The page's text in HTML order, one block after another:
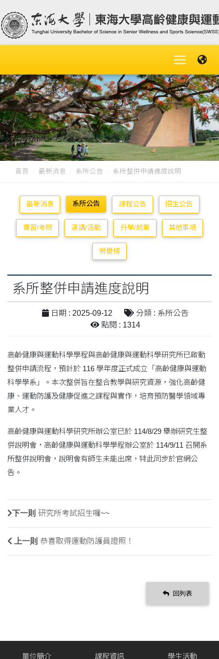
首頁 最新消息 系所公告 系所整併申請進度說明
最新消息 系所公告 課程公告 招生公告
實習/考照 演講/活動 升學/就業 其他事項
榮譽榜
系所整併申請進度說明
日期 : 2025-09-12
分類 : 系所公告
點閱 : 1314
高齡健康與運動科學學程與高齡健康與運動科學研究所已啟動
整併申請流程，預計於 116 學年度正式成立「高齡健康與運動
科學學系」。本次整併旨在整合教學與研究資源，強化高齡健
康、運動防護及健康促進之課程與實作，培育預防醫學領域專
業人才。
高齡健康與運動科學研究所辦公室已於 114/8/29 舉辦研究生整
併說明會，高齡健康與運動科學學程辦公室於 114/9/11 召開系
所整併說明會，說明會有師生未能出席，特此同步於官網公
告。
下一則 研究所考試招生囉~~
上一則 恭喜取得運動防護員證照！
回列表
單位簡介 課程資訊 學生活動